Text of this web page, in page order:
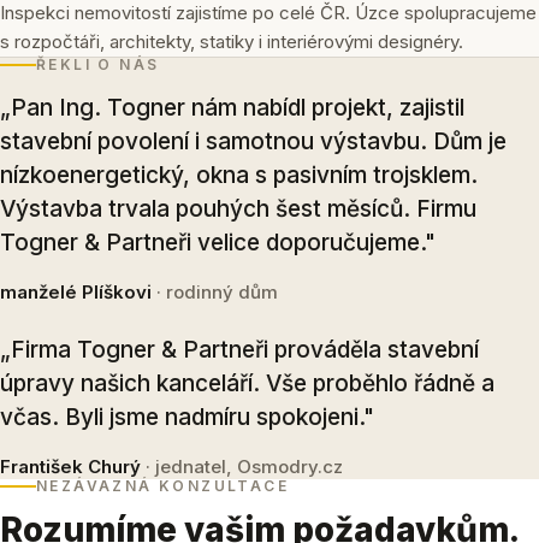
Inspekci nemovitostí zajistíme po celé ČR. Úzce spolupracujeme
s rozpočtáři, architekty, statiky i interiérovými designéry.
ŘEKLI O NÁS
„Pan Ing. Togner nám nabídl projekt, zajistil
stavební povolení i samotnou výstavbu. Dům je
nízkoenergetický, okna s pasivním trojsklem.
Výstavba trvala pouhých šest měsíců. Firmu
Togner & Partneři velice doporučujeme."
manželé Plíškovi · rodinný dům
„Firma Togner & Partneři prováděla stavební
úpravy našich kanceláří. Vše proběhlo řádně a
včas. Byli jsme nadmíru spokojeni."
František Churý · jednatel, Osmodry.cz
NEZÁVAZNÁ KONZULTACE
Rozumíme vašim požadavkům.